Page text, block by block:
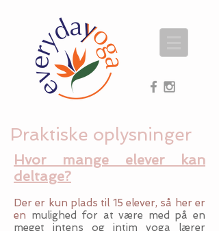
Praktiske oplysninger
Hvor mange elever kan
deltage?
Der er kun plads til 15 elever, så her er
en mulighed for at være med på en
meget intens og intim yoga lærer